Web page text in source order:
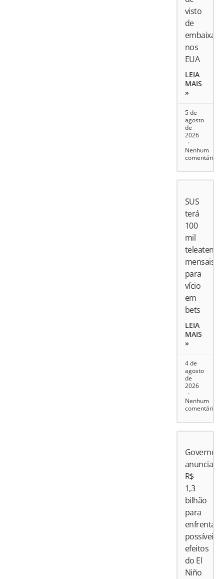
visto
de
nos
EUA
LEIA
MAIS
»
5 de
agosto
de
2026
Nenhum
comentário
SUS
terá
100
mil
mensais
para
vício
em
bets
LEIA
MAIS
»
4 de
agosto
de
2026
Nenhum
comentário
Governo
anuncia
R$
1,3
bilhão
para
enfrentar
possíveis
efeitos
do El
Niño